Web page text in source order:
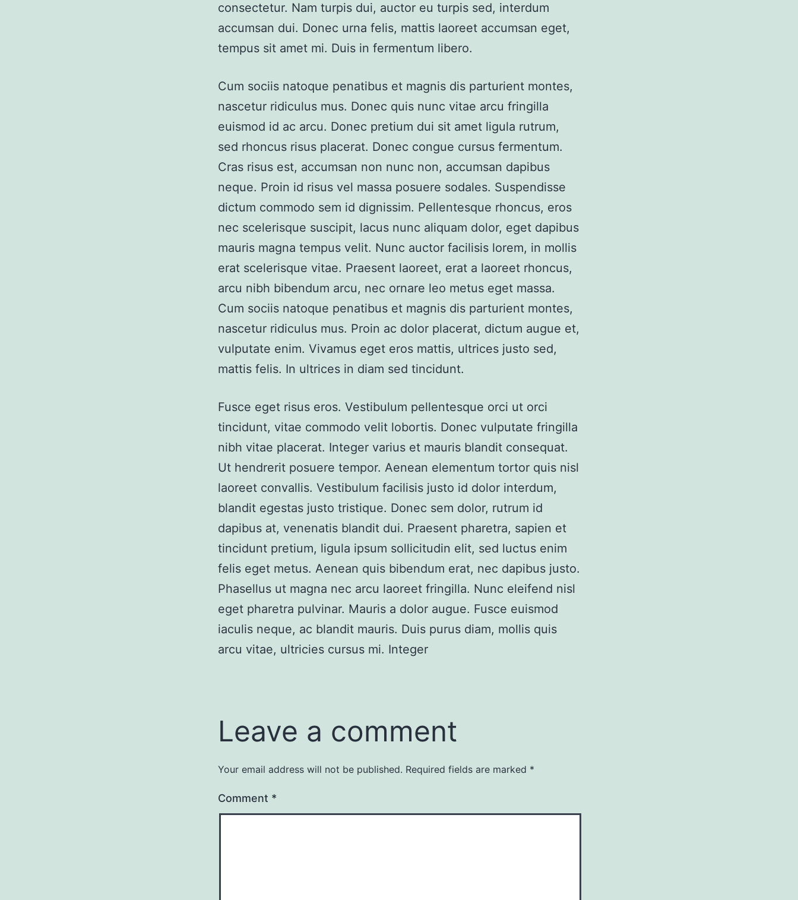
consectetur. Nam turpis dui, auctor eu turpis sed, interdum
accumsan dui. Donec urna felis, mattis laoreet accumsan eget,
tempus sit amet mi. Duis in fermentum libero.
Cum sociis natoque penatibus et magnis dis parturient montes,
nascetur ridiculus mus. Donec quis nunc vitae arcu fringilla
euismod id ac arcu. Donec pretium dui sit amet ligula rutrum,
sed rhoncus risus placerat. Donec congue cursus fermentum.
Cras risus est, accumsan non nunc non, accumsan dapibus
neque. Proin id risus vel massa posuere sodales. Suspendisse
dictum commodo sem id dignissim. Pellentesque rhoncus, eros
nec scelerisque suscipit, lacus nunc aliquam dolor, eget dapibus
mauris magna tempus velit. Nunc auctor facilisis lorem, in mollis
erat scelerisque vitae. Praesent laoreet, erat a laoreet rhoncus,
arcu nibh bibendum arcu, nec ornare leo metus eget massa.
Cum sociis natoque penatibus et magnis dis parturient montes,
nascetur ridiculus mus. Proin ac dolor placerat, dictum augue et,
vulputate enim. Vivamus eget eros mattis, ultrices justo sed,
mattis felis. In ultrices in diam sed tincidunt.
Fusce eget risus eros. Vestibulum pellentesque orci ut orci
tincidunt, vitae commodo velit lobortis. Donec vulputate fringilla
nibh vitae placerat. Integer varius et mauris blandit consequat.
Ut hendrerit posuere tempor. Aenean elementum tortor quis nisl
laoreet convallis. Vestibulum facilisis justo id dolor interdum,
blandit egestas justo tristique. Donec sem dolor, rutrum id
dapibus at, venenatis blandit dui. Praesent pharetra, sapien et
tincidunt pretium, ligula ipsum sollicitudin elit, sed luctus enim
felis eget metus. Aenean quis bibendum erat, nec dapibus justo.
Phasellus ut magna nec arcu laoreet fringilla. Nunc eleifend nisl
eget pharetra pulvinar. Mauris a dolor augue. Fusce euismod
iaculis neque, ac blandit mauris. Duis purus diam, mollis quis
arcu vitae, ultricies cursus mi. Integer
Leave a comment
Your email address will not be published. Required fields are marked *
Comment *